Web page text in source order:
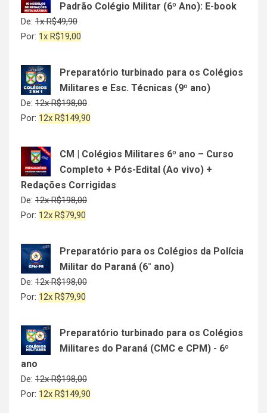
Padrão Colégio Militar (6º Ano): E-book
De: 1xR$49,90
Por: 1x R$19,00
Preparatório turbinado para os Colégios
Militares e Esc. Técnicas (9º ano)
De: 12xR$198,00
Por: 12x R$149,90
CM | Colégios Militares 6º ano – Curso
Completo + Pós-Edital (Ao vivo) +
Redações Corrigidas
De: 12xR$198,00
Por: 12x R$79,90
Preparatório para os Colégios da Polícia
Militar do Paraná (6° ano)
De: 12xR$198,00
Por: 12x R$79,90
Preparatório turbinado para os Colégios
Militares do Paraná (CMC e CPM) - 6º
ano
De: 12xR$198,00
Por: 12x R$149,90